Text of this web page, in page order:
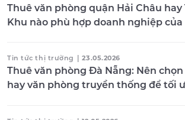
Thuê văn phòng quận Hải Châu hay
Khu nào phù hợp doanh nghiệp của
Tin tức thị trường 23.05.2026
Thuê văn phòng Đà Nẵng: Nên
hay văn phòng truyền thống để tối